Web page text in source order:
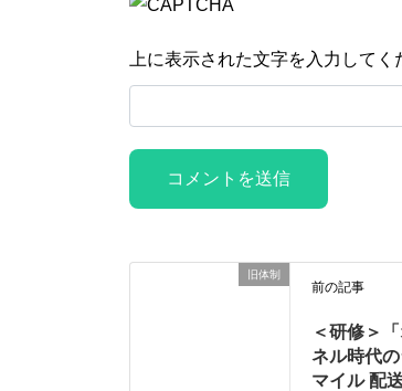
上に表示された文字を入力してく
旧体制
前の記事
＜研修＞
ネル時代
マイル 配